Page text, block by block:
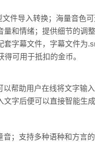
件导入转换；海量音色
和情绪；提供细节的调
字幕文件，字幕文件为
可用于抵扣的金币。
帮助用户在线将文字输
字后便可以直接智能生成
；支持多种语种和方言